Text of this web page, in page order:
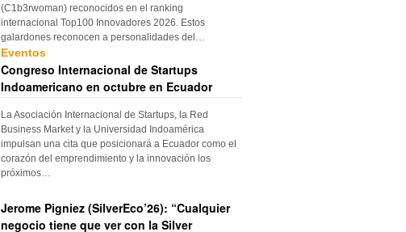
(C1b3rwoman) reconocidos en el ranking
internacional Top100 Innovadores 2026. Estos
galardones reconocen a personalidades del…
Eventos
Congreso Internacional de Startups
Indoamericano en octubre en Ecuador
La Asociación Internacional de Startups, la Red
Business Market y la Universidad Indoamérica
impulsan una cita que posicionará a Ecuador como el
corazón del emprendimiento y la innovación los
próximos…
Jerome Pigniez (SilverEco’26): “Cualquier
negocio tiene que ver con la Silver